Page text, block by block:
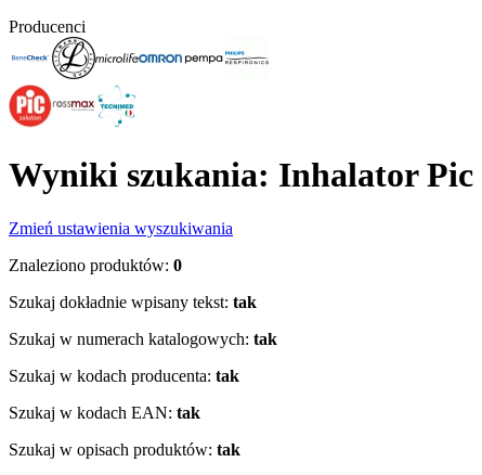
Producenci
Wyniki szukania: Inhalator
Zmień ustawienia wyszukiwania
Znaleziono produktów: 0
Szukaj dokładnie wpisany tekst: tak
Szukaj w numerach katalogowych: tak
Szukaj w kodach producenta: tak
Szukaj w kodach EAN: tak
Szukaj w opisach produktów: tak